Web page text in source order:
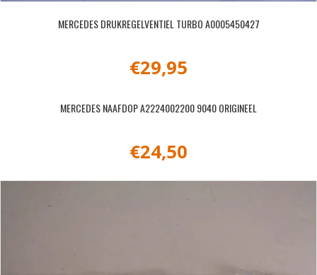
MERCEDES DRUKREGELVENTIEL TURBO A0005450427
€29,95
MERCEDES NAAFDOP A2224002200 9040 ORIGINEEL
€24,50